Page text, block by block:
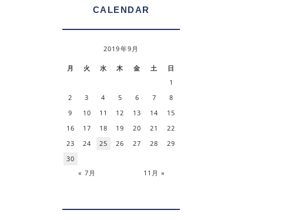
CALENDAR
2019年9月
月 火 水 木 金 土 日
« 7月 11月 »
1
2
3 4 5 6 7
8
9
10 11 12 13 14
15
16
17 18 19 20 21
22
23
24 25 26 27 28
29
30